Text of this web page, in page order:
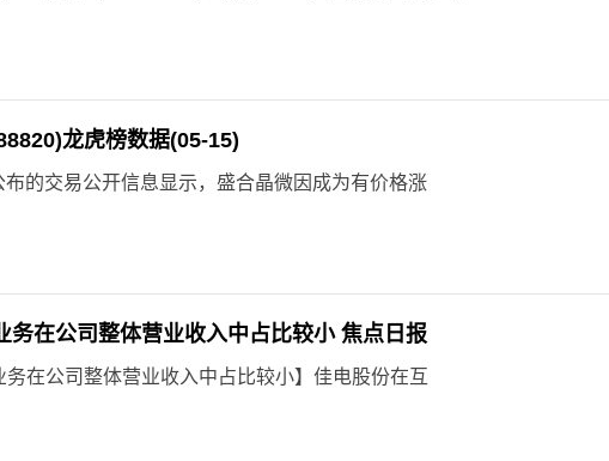
龙虎榜数据(05-15)
的交易公开信息显示，盛合晶微因成为有价格涨
务在公司整体营业收入中占比较小 焦点日报
务在公司整体营业收入中占比较小】佳电股份在互